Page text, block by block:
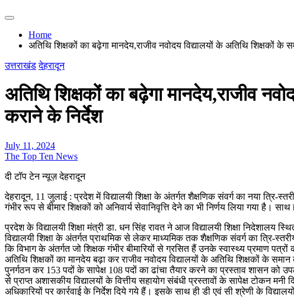
Home
अतिथि शिक्षकों का बढ़ेगा मानदेय,राजीव नवोदय विद्यालयों के अतिथि शिक्षकों
उत्तराखंड देहरादून
अतिथि शिक्षकों का बढ़ेगा मानदेय,राजीव
कराने के निर्देश
July 11, 2024
The Top Ten News
दी टॉप टेन न्यूज़ देहरादून
देहरादून, 11 जुलाई : प्रदेश में विद्यालयी शिक्षा के अंतर्गत शैक्षणिक संवर्ग का नया
गंभीर रूप से बीमार शिक्षकों को अनिवार्य सेवानिवृत्ति देने का भी निर्णय लिया गया है।
प्रदेश के विद्यालयी शिक्षा मंत्री डा. धन सिंह रावत ने आज विद्यालयी शिक्षा निदेशालय
विद्यालयी शिक्षा के अंतर्गत प्राथमिक से लेकर माध्यमिक तक शैक्षणिक संवर्ग का त्रि-
कि विभाग के अंतर्गत जो शिक्षक गंभीर बीमारियों से ग्रसित हैं उनके स्वास्थ्य प्रमाण पत्रों
अतिथि शिक्षकों का मानदेय बढ़ा कर राजीव नवोदय विद्यालयों के अतिथि शिक्षकों के
पुनर्गठन कर 153 पदों के सापेक्ष 108 पदों का ढांचा तैयार करने का प्रस्ताव शासन
से प्राप्त अशासकीय विद्यालयों के वित्तीय सहायोग संबंधी प्रस्तावों के सापेक्ष टोकन
अधिकारियों पर कार्रवाई के निर्देश दिये गये हैं। इसके साथ ही डी एवं सी श्रेणी के